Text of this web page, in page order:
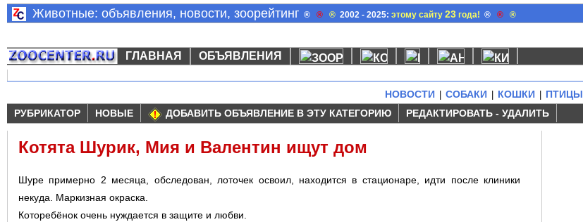
Животные: объявления, новости, зоорейтинг ® ® ® 2002 - 2025:этому сайту23 года! ® ® ®
ГЛАВНАЯ ОБЪЯВЛЕНИЯ
НОВОСТИ СОБАКИ КОШКИ ПТИЦЫ
РУБРИКАТОР
НОВЫЕ ДОБАВИТЬ ОБЪЯВЛЕНИЕ В ЭТУ КАТЕГОРИЮ РЕДАКТИРОВАТЬ - УДАЛИТЬ
Котята Шурик, Мия и Валентин ищут дом
Шуре примерно 2 месяца, обследован, лоточек освоил, находится в стационаре, идти после клиники
некуда. Маркизная окраска.
Которебёнок очень нуждается в защите и любви.